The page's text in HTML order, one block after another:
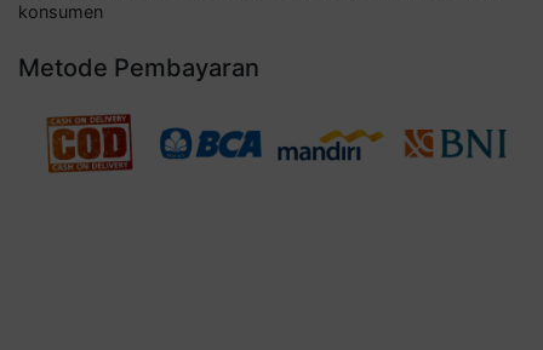
konsumen
Metode Pembayaran